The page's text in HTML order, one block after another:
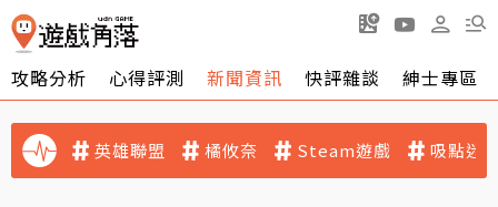
攻略分析 心得評測 新聞資訊 快評雜談 紳士專區
英雄聯盟 橘攸奈 Steam遊戲 吸點迷